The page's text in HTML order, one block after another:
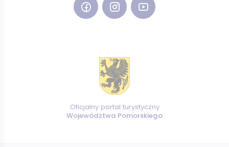
Oficjalny portal turystyczny
Województwa Pomorskiego